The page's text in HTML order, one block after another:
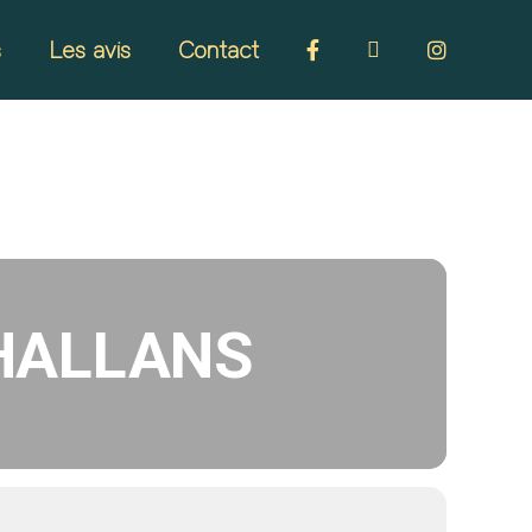
Les avis Contact